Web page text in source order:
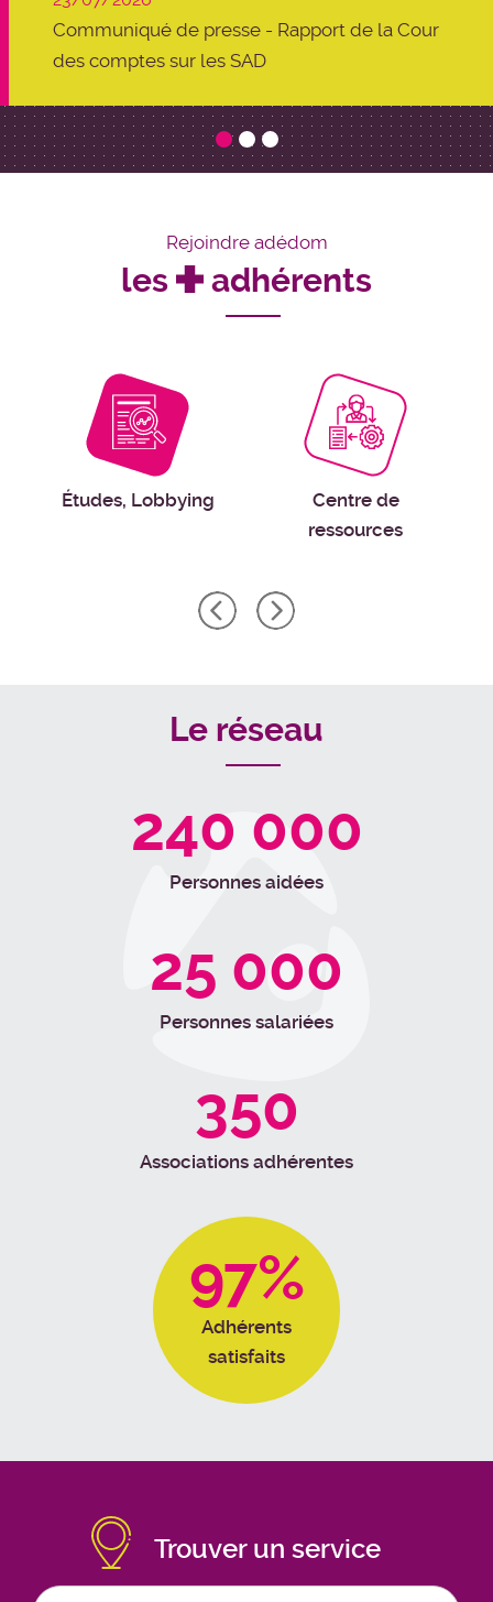
Communiqué de presse - Rapport de la Cour
des comptes sur les SAD
CP - Aide à domicile aux familles les coûts
augmentent, les financements stagnent
Communiqué de presse : Campagne
budgétaire 2026 L’État organise l’asphyxie du
Rejoindre adédom
les plusadhérents
Études, Lobbying
Centre de
ressources
Le réseau
240 000
Personnes aidées
25 000
Personnes salariées
350
Associations adhérentes
97%
Adhérents
satisfaits
Trouver un service